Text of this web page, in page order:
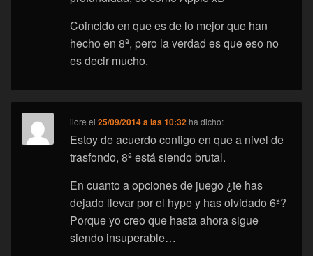
Coincido en que es de lo mejor que han
hecho en 8ª, pero la verdad es que eso no
es decir mucho.
ilore el25/09/2014 a las 10:32 ha dicho:
Estoy de acuerdo contigo en que a nivel de
trasfondo, 8ª está siendo brutal.
En cuanto a opciones de juego ¿te has
dejado llevar por el hype y has olvidado 6ª?
Porque yo creo que hasta ahora sigue
siendo insuperable…